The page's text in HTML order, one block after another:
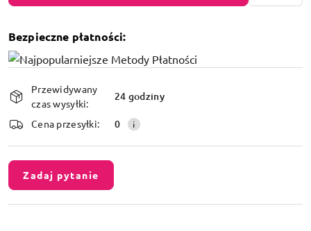
Bezpieczne płatności:
Dostępność
i
dostawa
Przewidywany
czas wysyłki:
24 godziny
Cena przesyłki: 0
Zadaj pytanie